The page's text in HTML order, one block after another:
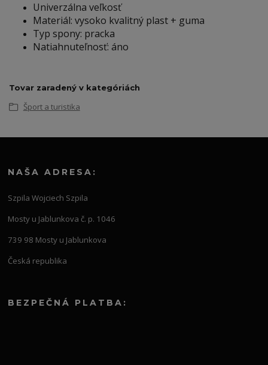
Univerzálna veľkosť
Materiál: vysoko kvalitný plast + guma
Typ spony: pracka
Natiahnuteľnosť: áno
Tovar zaradený v kategóriách
Šport a turistika
NAŠA ADRESA:
Szpila Wojciech Szpila
Mosty u Jablunkova č. p. 1046
739 98 Mosty u Jablunkova
Česká republika
BEZPEČNÁ PLATBA: